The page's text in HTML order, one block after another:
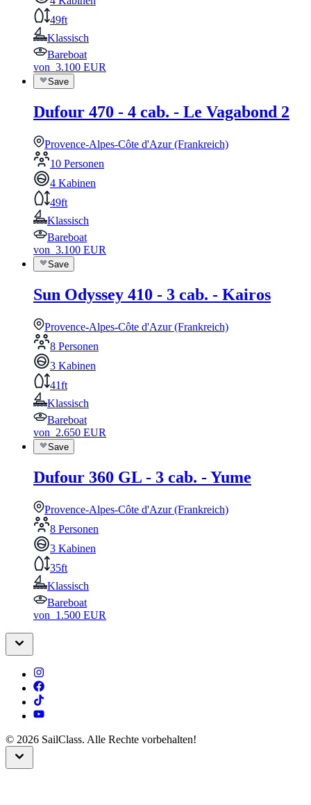
49ft
Klassisch
Bareboat
von 3.100 EUR
Save
Dufour 470 - 4 cab. - Le Vagabond 2
Provence-Alpes-Côte d'Azur (Frankreich)
10 Personen
4 Kabinen
49ft
Klassisch
Bareboat
von 3.100 EUR
Save
Sun Odyssey 410 - 3 cab. - Kairos
Provence-Alpes-Côte d'Azur (Frankreich)
8 Personen
3 Kabinen
41ft
Klassisch
Bareboat
von 2.650 EUR
Save
Dufour 360 GL - 3 cab. - Yume
Provence-Alpes-Côte d'Azur (Frankreich)
8 Personen
3 Kabinen
35ft
Klassisch
Bareboat
von 1.500 EUR
© 2026 SailClass. Alle Rechte vorbehalten!